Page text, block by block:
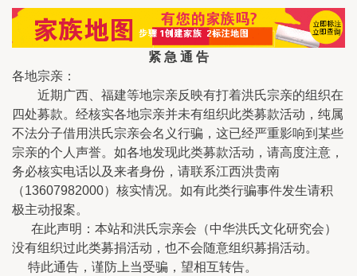
紧 急 通 告
各地宗亲：
近期广西、福建等地宗亲反映有打着洪氏宗亲的组织在
四处募款。经核实各地宗亲并未有组织此类募款活动，纯属
不法分子借用洪氏宗亲会名义行骗，这已经严重影响到某些
宗亲的个人声誉。如各地发现此类募款活动，请高度注意，
务必核实电话以及来者身份，请联系江西洪贵南
（13607982000）核实情况。如有此类行骗事件发生请积
极主动报案。
在此声明：本站和洪氏宗亲会（中华洪氏文化研究会）
没有组织过此类募捐活动，也不会随意组织募捐活动。
特此通告，谨防上当受骗，望相互转告。